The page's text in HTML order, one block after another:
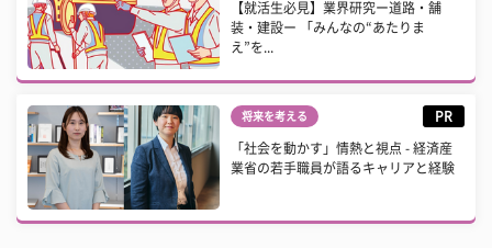
【就活生必見】業界研究ー道路・舗
装・建設ー 「みんなの“あたりま
え”を...
将来を考える PR
「社会を動かす」情熱と視点 - 経済産
業省の若手職員が語るキャリアと経験